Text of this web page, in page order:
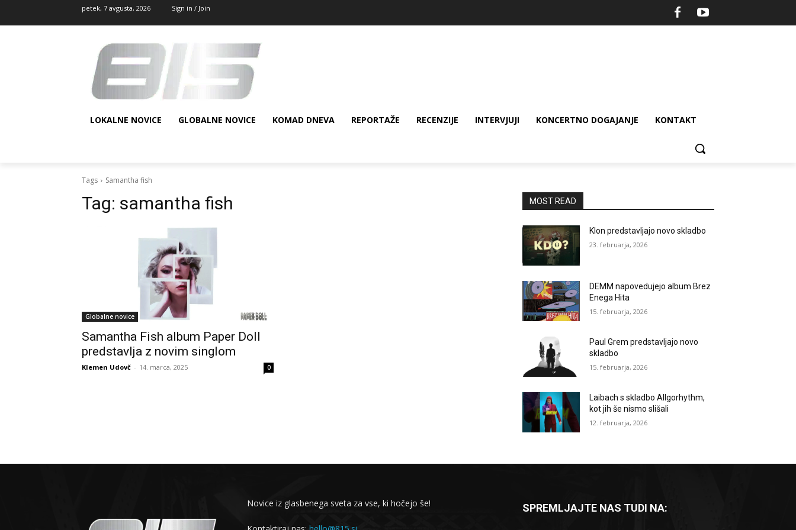
petek, 7 avgusta, 2026 Sign in / Join
LOKALNE NOVICE GLOBALNE NOVICE KOMAD DNEVA REPORTAŽE RECENZIJE INTERVJUJI KONCERTNO DOGAJANJE KONTAKT
Tags Samantha fish
Tag: samantha fish
Globalne novice
Samantha Fish album Paper Doll
predstavlja z novim singlom
Klemen Udovč - 14. marca, 2025 0
MOST READ
Klon predstavljajo novo skladbo
23. februarja, 2026
DEMM napovedujejo album Brez
Enega Hita
15. februarja, 2026
Paul Grem predstavljajo novo
skladbo
15. februarja, 2026
Laibach s skladbo Allgorhythm,
kot jih še nismo slišali
12. februarja, 2026
Novice iz glasbenega sveta za vse, ki hočejo še! SPREMLJAJTE NAS TUDI NA: